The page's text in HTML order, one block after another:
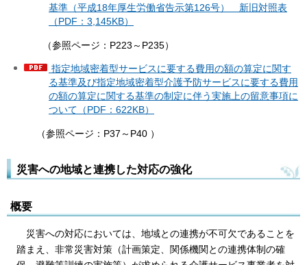
基準（平成18年厚生労働省告示第126号） 新旧対照表
（PDF：3,145KB）
（参照ページ：P223～P235）
指定地域密着型サービスに要する費用の額の算定に関す
る基準及び指定地域密着型介護予防サービスに要する費用
の額の算定に関する基準の制定に伴う実施上の留意事項に
ついて（PDF：622KB）
（参照ページ：P37～P40 ）
災害への地域と連携した対応の強化
概要
災害への対応においては、地域との連携が不可欠であることを
踏まえ、非常災害対策（計画策定、関係機関との連携体制の確